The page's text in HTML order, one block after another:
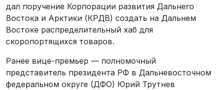
дал поручение Корпорации развития Дальнего
Востока и Арктики (КРДВ) создать на Дальнем
Востоке распределительный хаб для
скоропортящихся товаров.
Ранее вице-премьер — полномочный
представитель президента РФ в Дальневосточном
федеральном округе (ДФО) Юрий Трутнев